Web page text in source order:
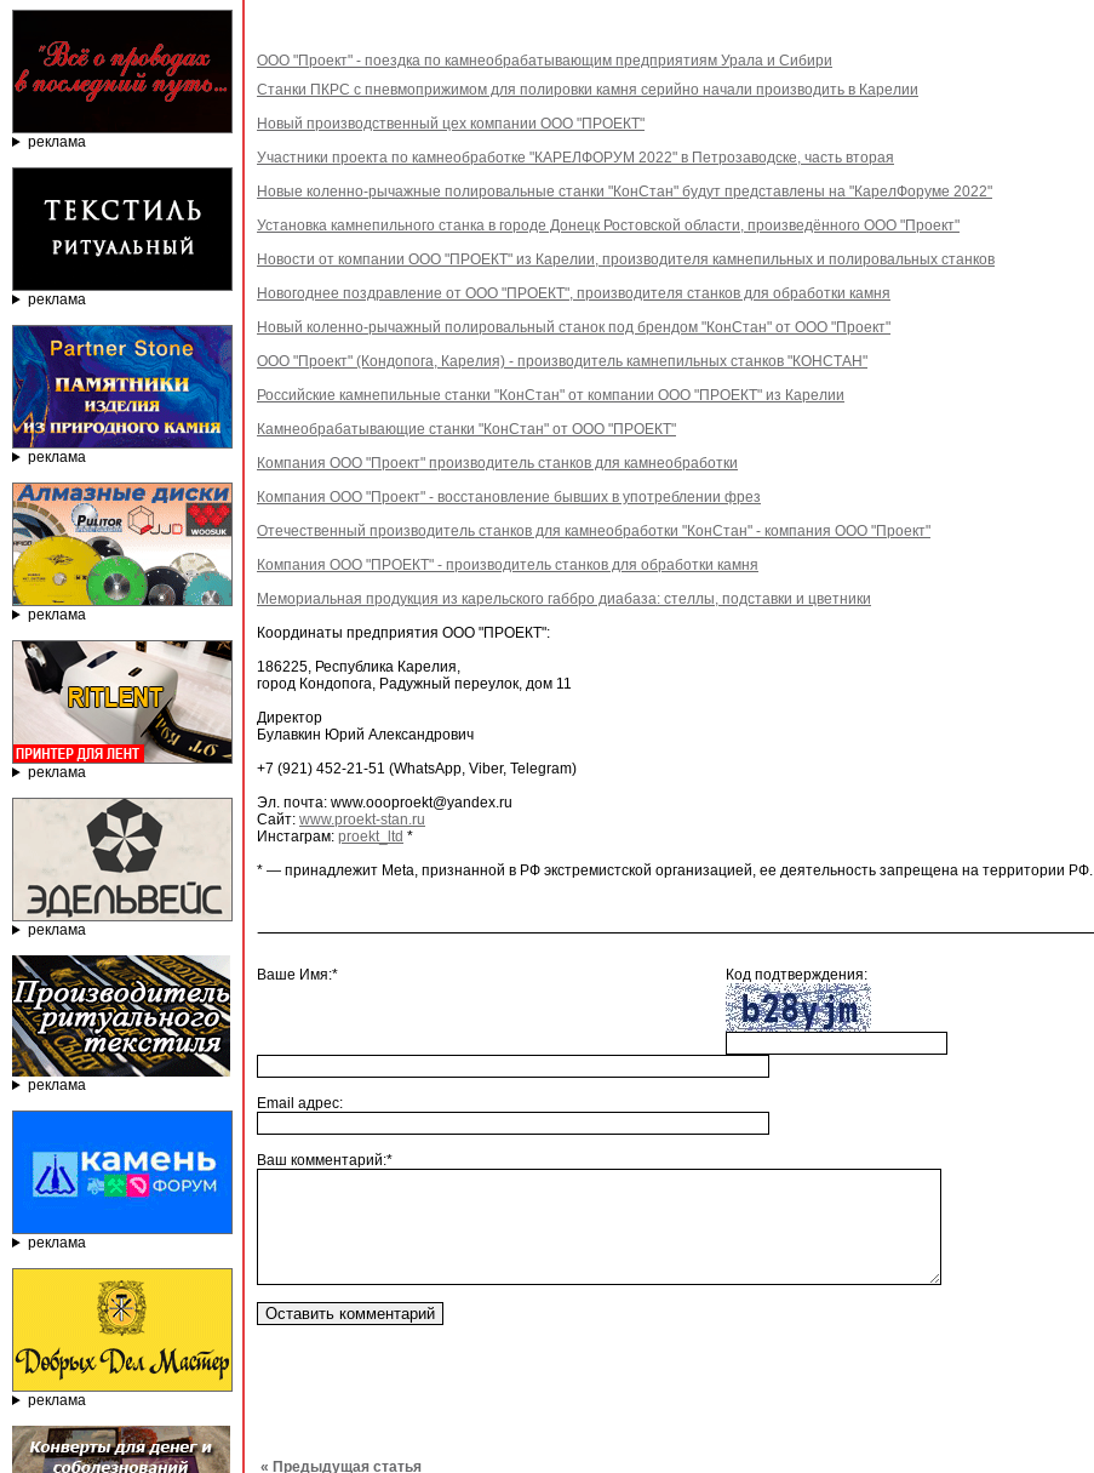
реклама
реклама
реклама
реклама
реклама
реклама
реклама
реклама
реклама
ООО "Проект" - поездка по камнеобрабатывающим предприятиям Урала и Сибири
Станки ПКРС с пневмоприжимом для полировки камня серийно начали производить в Карелии
Новый производственный цех компании ООО "ПРОЕКТ"
Участники проекта по камнеобработке "КАРЕЛФОРУМ 2022" в Петрозаводске, часть вторая
Новые коленно-рычажные полировальные станки "КонСтан" будут представлены на "КарелФоруме 2022"
Установка камнепильного станка в городе Донецк Ростовской области, произведённого ООО "Проект"
Новости от компании ООО "ПРОЕКТ" из Карелии, производителя камнепильных и полировальных станков
Новогоднее поздравление от ООО "ПРОЕКТ", производителя станков для обработки камня
Новый коленно-рычажный полировальный станок под брендом "КонСтан" от ООО "Проект"
ООО "Проект" (Кондопога, Карелия) - производитель камнепильных станков "КОНСТАН"
Российские камнепильные станки "КонСтан" от компании ООО "ПРОЕКТ" из Карелии
Камнеобрабатывающие станки "КонСтан" от ООО "ПРОЕКТ"
Компания ООО "Проект" производитель станков для камнеобработки
Компания ООО "Проект" - восстановление бывших в употреблении фрез
Отечественный производитель станков для камнеобработки "КонСтан" - компания ООО "Проект"
Компания ООО "ПРОЕКТ" - производитель станков для обработки камня
Мемориальная продукция из карельского габбро диабаза: стеллы, подставки и цветники
Координаты предприятия ООО "ПРОЕКТ":
186225, Республика Карелия,
город Кондопога, Радужный переулок, дом 11
Директор
Булавкин Юрий Александрович
+7 (921) 452-21-51 (WhatsApp, Viber, Telegram)
Эл. почта: www.oooproekt@yandex.ru
Сайт: www.proekt-stan.ru
Инстаграм: proekt_ltd *
* — принадлежит Meta, признанной в РФ экстремистской организацией, ее деятельность запрещена на территории РФ.
Код подтверждения:
Ваше Имя:*
Email адрес:
Ваш комментарий:*
« Предыдущая статья